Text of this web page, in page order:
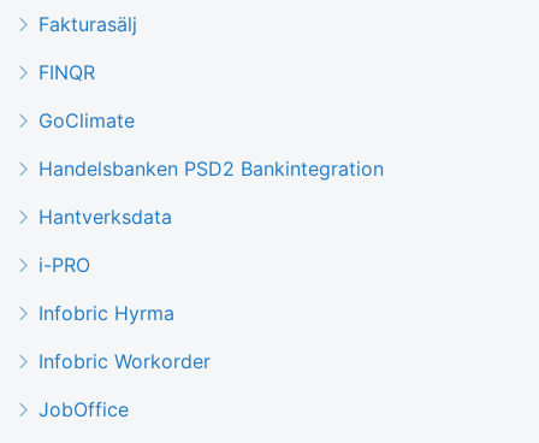
Fakturasälj
FINQR
GoClimate
Handelsbanken PSD2 Bankintegration
Hantverksdata
i-PRO
Infobric Hyrma
Infobric Workorder
JobOffice